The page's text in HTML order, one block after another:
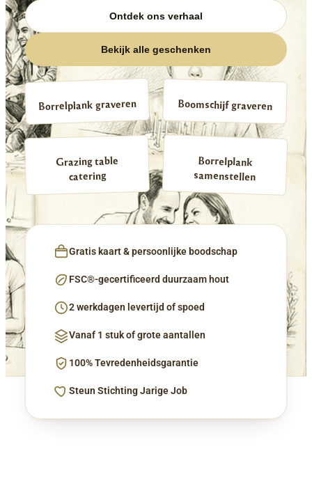
Ontdek ons verhaal
Bekijk alle geschenken
Borrelplank graveren Boomschijf graveren
Grazing table
catering
Borrelplank
samenstellen
Gratis kaart & persoonlijke boodschap
FSC®-gecertificeerd duurzaam hout
2 werkdagen levertijd of spoed
Vanaf 1 stuk of grote aantallen
100% Tevredenheidsgarantie
Steun Stichting Jarige Job